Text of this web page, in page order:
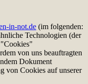
in-not.de (im folgenden:
Technologien (der
von uns beauftragten
Dokument
von Cookies auf unserer